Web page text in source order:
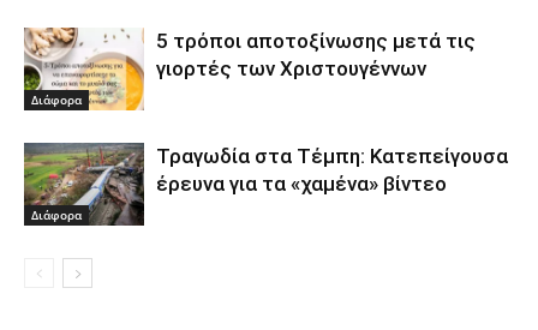
Διάφορα
5 τρόποι αποτοξίνωσης μετά τις
γιορτές των Χριστουγέννων
Διάφορα
Τραγωδία στα Τέμπη: Κατεπείγουσα
έρευνα για τα «χαμένα» βίντεο